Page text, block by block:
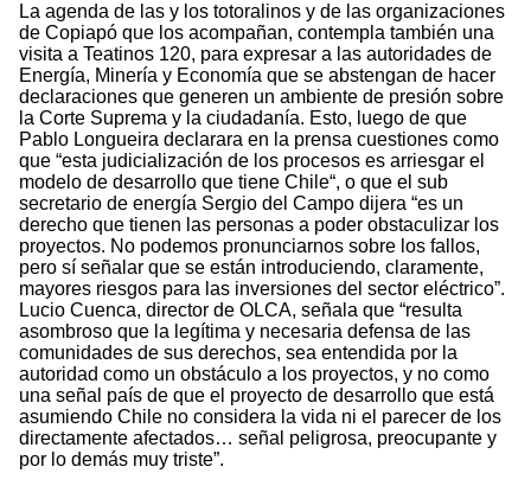
La agenda de las y los totoralinos y de las organizaciones
de Copiapó que los acompañan, contempla también una
visita a Teatinos 120, para expresar a las autoridades de
Energía, Minería y Economía que se abstengan de hacer
declaraciones que generen un ambiente de presión sobre
la Corte Suprema y la ciudadanía. Esto, luego de que
Pablo Longueira declarara en la prensa cuestiones como
que “esta judicialización de los procesos es arriesgar el
modelo de desarrollo que tiene Chile“, o que el sub
secretario de energía Sergio del Campo dijera “es un
derecho que tienen las personas a poder obstaculizar los
proyectos. No podemos pronunciarnos sobre los fallos,
pero sí señalar que se están introduciendo, claramente,
mayores riesgos para las inversiones del sector eléctrico”.
Lucio Cuenca, director de OLCA, señala que “resulta
asombroso que la legítima y necesaria defensa de las
comunidades de sus derechos, sea entendida por la
autoridad como un obstáculo a los proyectos, y no como
una señal país de que el proyecto de desarrollo que está
asumiendo Chile no considera la vida ni el parecer de los
directamente afectados… señal peligrosa, preocupante y
por lo demás muy triste”.